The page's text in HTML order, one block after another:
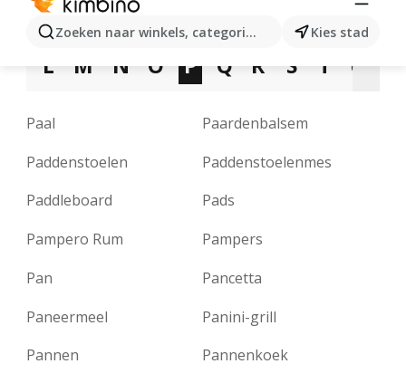
Zoeken naar winkels, categorieën, producten...
Kies stad
3 5 7 9 A B D E F
L
M N O P Q R S T U
Paal
Paardenbalsem
Paddenstoelen
Paddenstoelenmes
Paddleboard
Pads
Pampero Rum
Pampers
Pan
Pancetta
Paneermeel
Panini-grill
Pannen
Pannenkoek